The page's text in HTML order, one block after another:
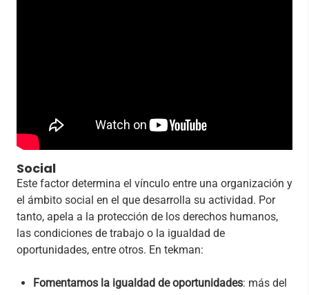
Social
Este factor determina el vínculo entre una organización y
el ámbito social en el que desarrolla su actividad. Por
tanto, apela a la protección de los derechos humanos,
las condiciones de trabajo o la igualdad de
oportunidades, entre otros. En tekman:
Fomentamos la igualdad de oportunidades: más del